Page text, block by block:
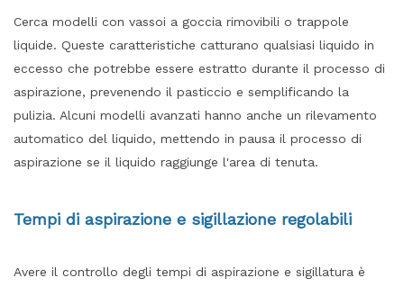
Cerca modelli con vassoi a goccia rimovibili o trappole
liquide. Queste caratteristiche catturano qualsiasi liquido in
eccesso che potrebbe essere estratto durante il processo di
aspirazione, prevenendo il pasticcio e semplificando la
pulizia. Alcuni modelli avanzati hanno anche un rilevamento
automatico del liquido, mettendo in pausa il processo di
aspirazione se il liquido raggiunge l'area di tenuta.
Tempi di aspirazione e sigillazione regolabili
Avere il controllo degli tempi di aspirazione e sigillatura è